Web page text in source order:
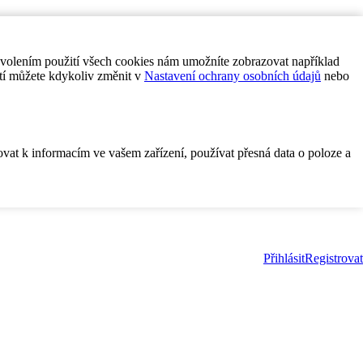
použití všech cookies nám umožníte zobrazovat například
můžete kdykoliv změnit v Nastavení ochrany osobních údajů nebo
k informacím ve vašem zařízení, používat přesná data o poloze a
PřihlásitRegistrovat